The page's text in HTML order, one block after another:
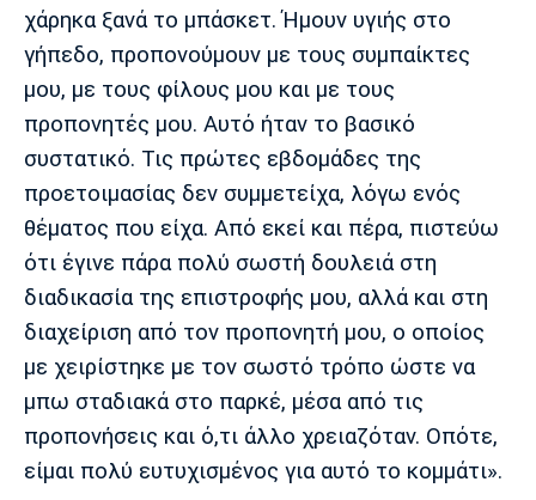
χάρηκα ξανά το μπάσκετ. Ήμουν υγιής στο
γήπεδο, προπονούμουν με τους συμπαίκτες
μου, με τους φίλους μου και με τους
προπονητές μου. Αυτό ήταν το βασικό
συστατικό. Τις πρώτες εβδομάδες της
προετοιμασίας δεν συμμετείχα, λόγω ενός
θέματος που είχα. Από εκεί και πέρα, πιστεύω
ότι έγινε πάρα πολύ σωστή δουλειά στη
διαδικασία της επιστροφής μου, αλλά και στη
διαχείριση από τον προπονητή μου, ο οποίος
με χειρίστηκε με τον σωστό τρόπο ώστε να
μπω σταδιακά στο παρκέ, μέσα από τις
προπονήσεις και ό,τι άλλο χρειαζόταν. Οπότε,
είμαι πολύ ευτυχισμένος για αυτό το κομμάτι».